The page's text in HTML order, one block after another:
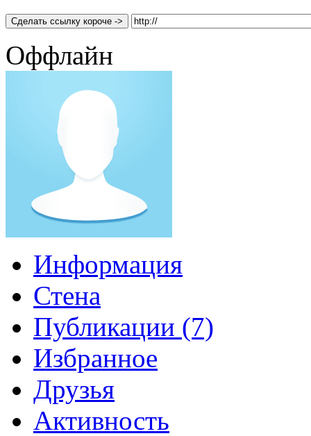
Сделать ссылку короче ->
Оффлайн
Информация
Стена
Публикации (7)
Избранное
Друзья
Активность